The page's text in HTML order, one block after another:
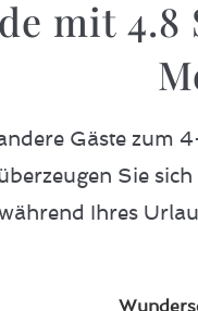
mit 4.8
Gäste zum
Sie
Ihres